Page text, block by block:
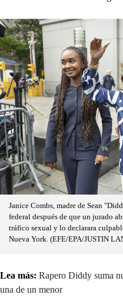
Janice Combs, madre de Sean
federal después de que un jurado
tráfico sexual y lo declarara
Nueva York. (EFE/EPA/JUSTIN
Lea más: Rapero Diddy suma
una de un menor